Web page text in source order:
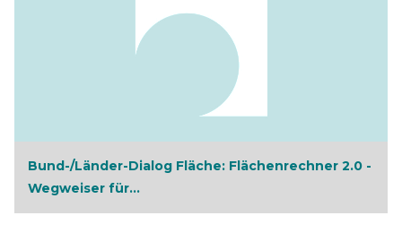
Bund-/Länder-Dialog Fläche: Flächenrechner 2.0 -
Wegweiser für...